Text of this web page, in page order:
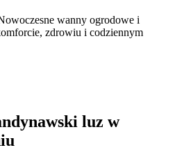
wanny ogrodowe i
zdrowiu i codziennym
luz w